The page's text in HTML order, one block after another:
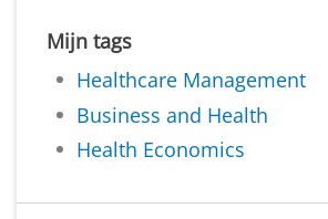
Mijn tags
Healthcare Management
Business and Health
Health Economics